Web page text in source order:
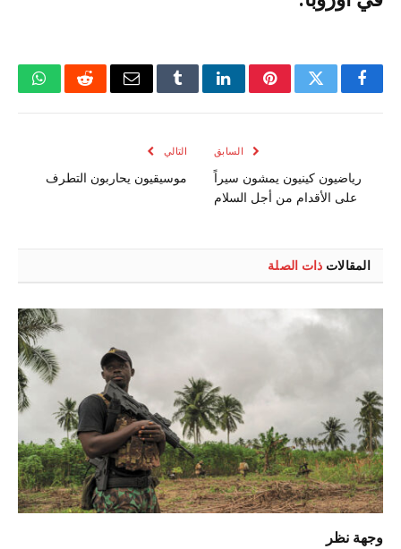
فيسبوكتويتر بينتيريستلينكدإنTumblrالبريد
رديت
السابق
رياضيون كينيون يمشون سيراً
على الأقدام من أجل السلام
التالي
موسيقيون يحاربون التطرف
المقالات ذات الصلة
وجهة نظر